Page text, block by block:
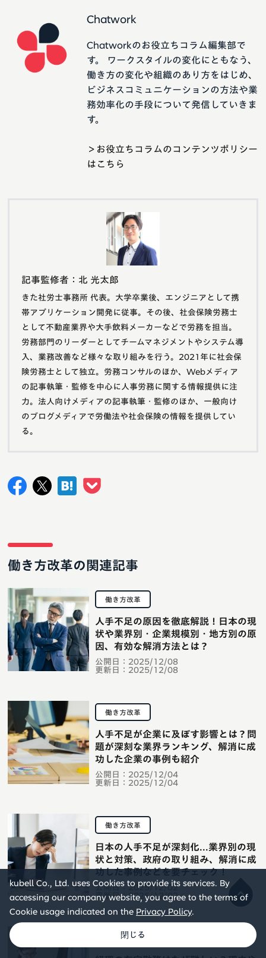
kubell Co., Ltd. uses Cookies to provide its services. By
accessing our company website, you agree to the terms of
Cookie usage indicated on the Privacy Policy.
Chatwork
Chatworkのお役立ちコラム編集部で
す。 ワークスタイルの変化にともなう、
働き方の変化や組織のあり方をはじめ、
ビジネスコミュニケーションの方法や業
務効率化の手段について発信していきま
す。
＞お役立ちコラムのコンテンツポリシー
はこちら
記事監修者：北 光太郎
きた社労士事務所 代表。大学卒業後、エンジニアとして携
帯アプリケーション開発に従事。その後、社会保険労務士
として不動産業界や大手飲料メーカーなどで労務を担当。
労務部門のリーダーとしてチームマネジメントやシステム導
入、業務改善など様々な取り組みを行う。2021年に社会保
険労務士として独立。労務コンサルのほか、Webメディア
の記事執筆・監修を中心に人事労務に関する情報提供に注
力。法人向けメディアの記事執筆・監修のほか、一般向け
のブログメディアで労働法や社会保険の情報を提供してい
る。
働き方改革の関連記事
働き方改革
公開日： 2025/12/08
更新日： 2025/12/08
人手不足の原因を徹底解説！日本の現
状や業界別・企業規模別・地方別の原
因、有効な解消方法とは？
働き方改革
公開日： 2025/12/04
更新日： 2025/12/04
人手不足が企業に及ぼす影響とは？問
題が深刻な業界ランキング、解消に成
功した企業の事例も紹介
働き方改革
公開日：2025/12/02
更新日：2025/12/02
日本の人手不足が深刻化...業界別の現
状と対策、政府の取り組み、解消に成
功した事例などを要チェック！
働き方改革